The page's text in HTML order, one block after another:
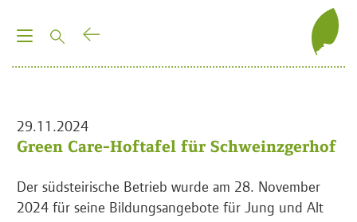
T
l
e
a
v
29.11.2024
Green Care-Hoftafel für Schweinzgerhof
Der südsteirische Betrieb wurde am 28. November
2024 für seine Bildungsangebote für Jung und Alt